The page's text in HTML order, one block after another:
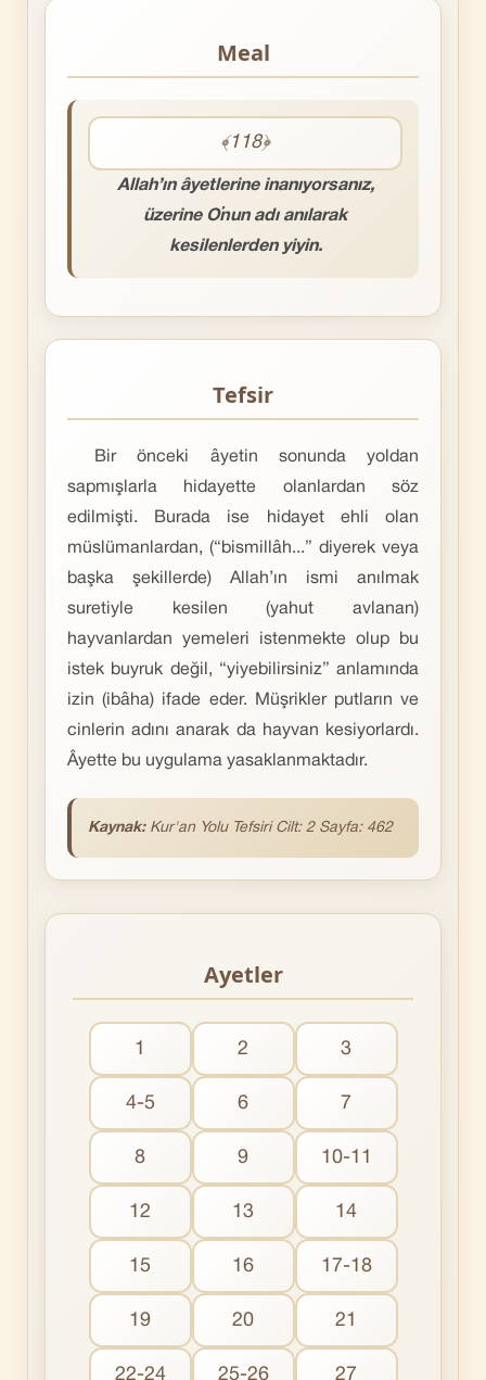
Meal
﴾118﴿
Allah’ın âyetlerine inanıyorsanız,
üzerine O’nun adı anılarak
kesilenlerden yiyin.
Tefsir
Bir önceki âyetin sonunda yoldan
sapmışlarla hidayette olanlardan söz
edilmişti. Burada ise hidayet ehli olan
müslümanlardan, (“bismillâh...” diyerek veya
başka şekillerde) Allah’ın ismi anılmak
suretiyle kesilen (yahut avlanan)
hayvanlardan yemeleri istenmekte olup bu
istek buyruk değil, “yiyebilirsiniz” anlamında
izin (ibâha) ifade eder. Müşrikler putların ve
cinlerin adını anarak da hayvan kesiyorlardı.
Âyette bu uygulama yasaklanmaktadır.
Kaynak: Kur'an Yolu Tefsiri Cilt: 2 Sayfa: 462
Ayetler
1 2 3
4-5 6 7
8 9 10-11
12 13 14
15 16 17-18
19 20 21
22-24 25-26 27